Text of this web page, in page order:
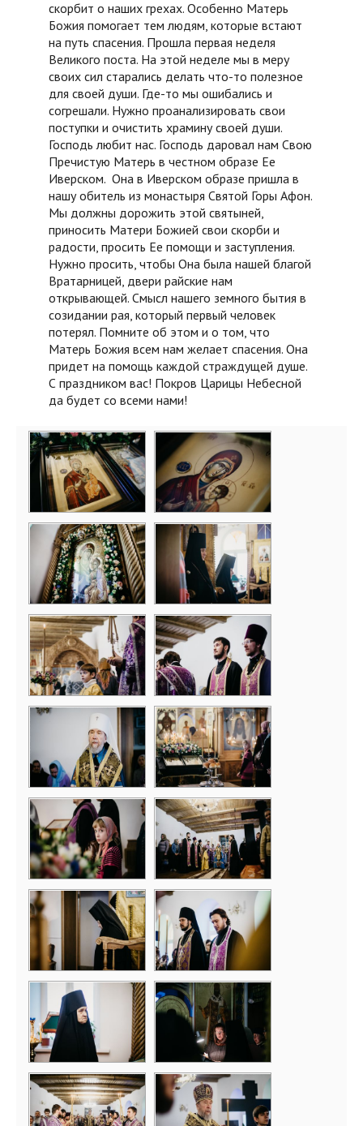
скорбит о наших грехах. Особенно Матерь
Божия помогает тем людям, которые встают
на путь спасения. Прошла первая неделя
Великого поста. На этой неделе мы в меру
своих сил старались делать что-то полезное
для своей души. Где-то мы ошибались и
согрешали. Нужно проанализировать свои
поступки и очистить храмину своей души.
Господь любит нас. Господь даровал нам Свою
Пречистую Матерь в честном образе Ее
Иверском. Она в Иверском образе пришла в
нашу обитель из монастыря Святой Горы Афон.
Мы должны дорожить этой святыней,
приносить Матери Божией свои скорби и
радости, просить Ее помощи и заступления.
Нужно просить, чтобы Она была нашей благой
Вратарницей, двери райские нам
открывающей. Смысл нашего земного бытия в
созидании рая, который первый человек
потерял. Помните об этом и о том, что
Матерь Божия всем нам желает спасения. Она
придет на помощь каждой страждущей душе.
С праздником вас! Покров Царицы Небесной
да будет со всеми нами!